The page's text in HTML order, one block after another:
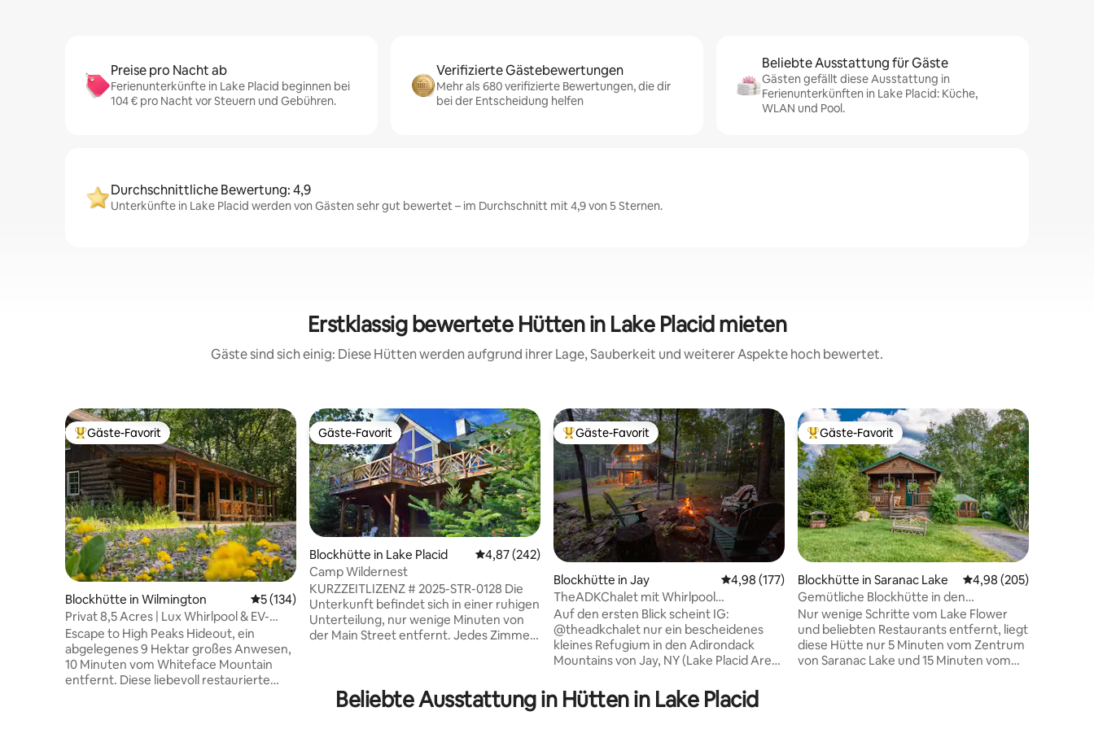
Preise pro Nacht ab
Ferienunterkünfte in Lake Placid beginnen bei
104 € pro Nacht vor Steuern und Gebühren.
Verifizierte Gästebewertungen
Mehr als 680 verifizierte Bewertungen, die dir
bei der Entscheidung helfen
Beliebte Ausstattung für Gäste
Gästen gefällt diese Ausstattung in
Ferienunterkünften in Lake Placid: Küche,
WLAN und Pool.
Durchschnittliche Bewertung: 4,9
Unterkünfte in Lake Placid werden von Gästen sehr gut bewertet – im Durchschnitt mit 4,9 von 5 Sternen.
Erstklassig bewertete Hütten in Lake Placid mieten
Gäste sind sich einig: Diese Hütten werden aufgrund ihrer Lage, Sauberkeit und weiterer Aspekte hoch bewertet.
Beliebter Gäste-Favorit.
Gäste-Favorit
Blockhütte in Wilmington Durchschnittliche Bewertung: 5 von 5, 134 Bewertungen
5 (134)
Privat 8,5 Acres | Lux Whirlpool & EV-
Ladestation
Escape to High Peaks Hideout, ein
abgelegenes 9 Hektar großes Anwesen,
10 Minuten vom Whiteface Mountain
entfernt. Diese liebevoll restaurierte
Gäste-Favorit
Gäste-Favorit
Blockhütte in Lake Placid Durchschnittliche Bewertung: 4,87 von 5, 242 Bewertungen
4,87 (242)
Camp Wildernest
KURZZEITLIZENZ # 2025-STR-0128 Die
Unterkunft befindet sich in einer ruhigen
Unterteilung, nur wenige Minuten von
der Main Street entfernt. Jedes Zimmer
Kathedralendecken und große Fenster.
Die Küche führt zu einer abgeschirmten
Beliebter Gäste-Favorit.
Gäste-Favorit
Blockhütte in Jay Durchschnittliche Bewertung: 4,98 von 5, 177 Bewertungen
4,98 (177)
TheADKChalet mit Whirlpool
(Adirondacks)
Auf den ersten Blick scheint IG:
@theadkchalet nur ein bescheidenes
kleines Refugium in den Adirondack
Mountains von Jay, NY (Lake Placid Area)
anspruchsvollsten Gäste werden schnell
vom rustikalen Charme und dem
Beliebter Gäste-Favorit.
Gäste-Favorit
Blockhütte in Saranac Lake Durchschnittliche
4,98 (205)
Gemütliche Blockhütte in den
Adirondacks
Nur wenige Schritte vom Lake Flower
und beliebten Restaurants entfernt, liegt
diese Hütte nur 5 Minuten vom Zentrum
von Saranac Lake und 15 Minuten vom
Beliebte Ausstattung in Hütten in Lake Placid